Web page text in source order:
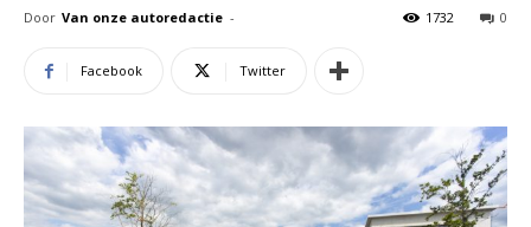
Door Van onze autoredactie - 0
1732
Facebook Twitter